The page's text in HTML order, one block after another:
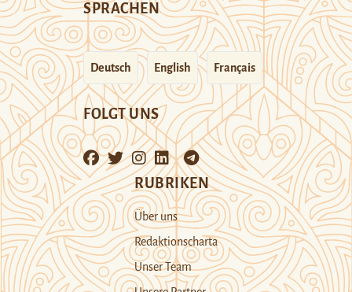
SPRACHEN
Deutsch English Français
FOLGT UNS
RUBRIKEN
Über uns
Redaktionscharta
Unser Team